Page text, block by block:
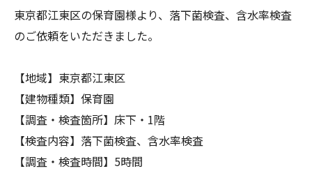
東京都江東区の保育園様より、落下菌検査、含水率検査
のご依頼をいただきました。
【地域】東京都江東区
【建物種類】保育園
【調査・検査箇所】床下・1階
【検査内容】落下菌検査、含水率検査
【調査・検査時間】5時間